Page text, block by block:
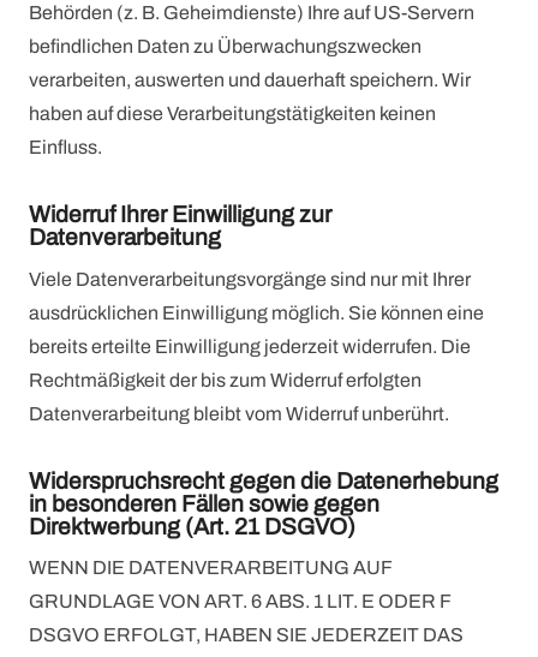
Behörden (z. B. Geheimdienste) Ihre auf US-Servern
befindlichen Daten zu Überwachungszwecken
verarbeiten, auswerten und dauerhaft speichern. Wir
haben auf diese Verarbeitungstätigkeiten keinen
Einfluss.
Widerruf Ihrer Einwilligung zur
Datenverarbeitung
Viele Datenverarbeitungsvorgänge sind nur mit Ihrer
ausdrücklichen Einwilligung möglich. Sie können eine
bereits erteilte Einwilligung jederzeit widerrufen. Die
Rechtmäßigkeit der bis zum Widerruf erfolgten
Datenverarbeitung bleibt vom Widerruf unberührt.
Widerspruchsrecht gegen die Datenerhebung
in besonderen Fällen sowie gegen
Direktwerbung (Art. 21 DSGVO)
WENN DIE DATENVERARBEITUNG AUF
GRUNDLAGE VON ART. 6 ABS. 1 LIT. E ODER F
DSGVO ERFOLGT, HABEN SIE JEDERZEIT DAS